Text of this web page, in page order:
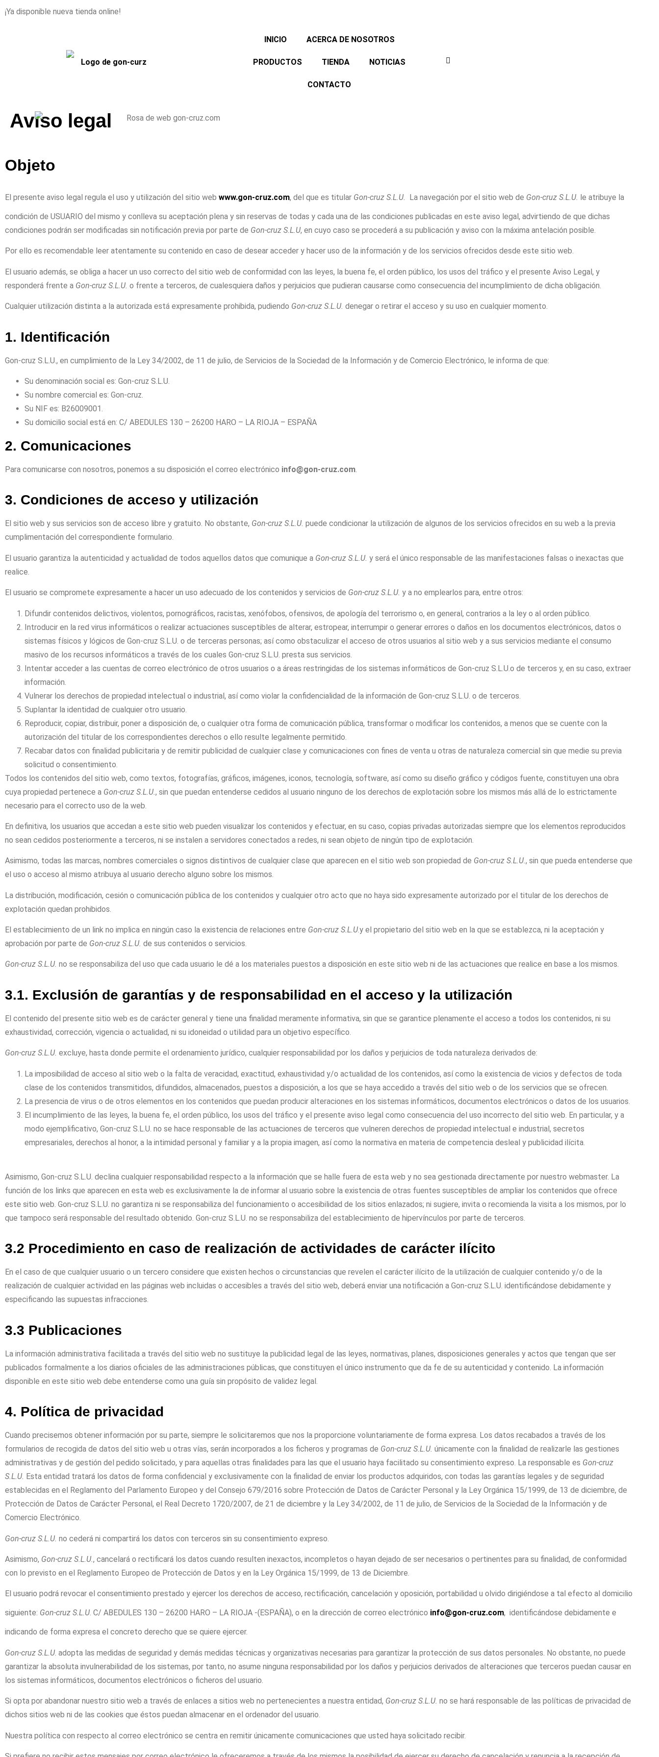
¡Ya disponible nueva tienda online!
INICIO ACERCA DE NOSOTROS
PRODUCTOS TIENDA NOTICIAS
CONTACTO
Aviso legal
Objeto
El presente aviso legal regula el uso y utilización del sitio web www.gon-cruz.com, del que es titular Gon-cruz S.L.U. La navegación por el sitio web de Gon-cruz S.L.U. le atribuye la
condición de USUARIO del mismo y conlleva su aceptación plena y sin reservas de todas y cada una de las condiciones publicadas en este aviso legal, advirtiendo de que dichas
condiciones podrán ser modificadas sin notificación previa por parte de Gon-cruz S.L.U, en cuyo caso se procederá a su publicación y aviso con la máxima antelación posible.
Por ello es recomendable leer atentamente su contenido en caso de desear acceder y hacer uso de la información y de los servicios ofrecidos desde este sitio web.
El usuario además, se obliga a hacer un uso correcto del sitio web de conformidad con las leyes, la buena fe, el orden público, los usos del tráfico y el presente Aviso Legal, y
responderá frente a Gon-cruz S.L.U. o frente a terceros, de cualesquiera daños y perjuicios que pudieran causarse como consecuencia del incumplimiento de dicha obligación.
Cualquier utilización distinta a la autorizada está expresamente prohibida, pudiendo Gon-cruz S.L.U. denegar o retirar el acceso y su uso en cualquier momento.
1. Identificación
Gon-cruz S.L.U , en cumplimiento de la Ley 34/2002, de 11 de julio, de Servicios de la Sociedad de la Información y de Comercio Electrónico, le informa de que:
Su denominación social es: Gon-cruz S.L.U.
Su nombre comercial es: Gon-cruz.
Su NIF es: B26009001.
Su domicilio social está en: C/ ABEDULES 130 – 26200 HARO – LA RIOJA – ESPAÑA
2. Comunicaciones
Para comunicarse con nosotros, ponemos a su disposición el correo electrónico info@gon-cruz.com.
3. Condiciones de acceso y utilización
El sitio web y sus servicios son de acceso libre y gratuito. No obstante, Gon-cruz S.L.U. puede condicionar la utilización de algunos de los servicios ofrecidos en su web a la previa
cumplimentación del correspondiente formulario.
El usuario garantiza la autenticidad y actualidad de todos aquellos datos que comunique a Gon-cruz S.L.U. y será el único responsable de las manifestaciones falsas o inexactas que
realice.
El usuario se compromete expresamente a hacer un uso adecuado de los contenidos y servicios de Gon-cruz S.L.U. y a no emplearlos para, entre otros:
Difundir contenidos delictivos, violentos, pornográficos, racistas, xenófobos, ofensivos, de apología del terrorismo o, en general, contrarios a la ley o al orden público.
Introducir en la red virus informáticos o realizar actuaciones susceptibles de alterar, estropear, interrumpir o generar errores o daños en los documentos electrónicos, datos o
sistemas físicos y lógicos de Gon-cruz S.L.U o de terceras personas; así como obstaculizar el acceso de otros usuarios al sitio web y a sus servicios mediante el consumo
masivo de los recursos informáticos a través de los cuales Gon-cruz S.L.U presta sus servicios.
Intentar acceder a las cuentas de correo electrónico de otros usuarios o a áreas restringidas de los sistemas informáticos de Gon-cruz S.L.U o de terceros y, en su caso, extraer
información.
Vulnerar los derechos de propiedad intelectual o industrial, así como violar la confidencialidad de la información de Gon-cruz S.L.U o de terceros.
Suplantar la identidad de cualquier otro usuario.
Reproducir, copiar, distribuir, poner a disposición de, o cualquier otra forma de comunicación pública, transformar o modificar los contenidos, a menos que se cuente con la
autorización del titular de los correspondientes derechos o ello resulte legalmente permitido.
Recabar datos con finalidad publicitaria y de remitir publicidad de cualquier clase y comunicaciones con fines de venta u otras de naturaleza comercial sin que medie su previa
solicitud o consentimiento.
Todos los contenidos del sitio web, como textos, fotografías, gráficos, imágenes, iconos, tecnología, software, así como su diseño gráfico y códigos fuente, constituyen una obra
cuya propiedad pertenece a Gon-cruz S.L.U. , sin que puedan entenderse cedidos al usuario ninguno de los derechos de explotación sobre los mismos más allá de lo estrictamente
necesario para el correcto uso de la web.
En definitiva, los usuarios que accedan a este sitio web pueden visualizar los contenidos y efectuar, en su caso, copias privadas autorizadas siempre que los elementos reproducidos
no sean cedidos posteriormente a terceros, ni se instalen a servidores conectados a redes, ni sean objeto de ningún tipo de explotación.
Asimismo, todas las marcas, nombres comerciales o signos distintivos de cualquier clase que aparecen en el sitio web son propiedad de Gon-cruz S.L.U., sin que pueda entenderse que
el uso o acceso al mismo atribuya al usuario derecho alguno sobre los mismos.
La distribución, modificación, cesión o comunicación pública de los contenidos y cualquier otro acto que no haya sido expresamente autorizado por el titular de los derechos de
explotación quedan prohibidos.
El establecimiento de un link no implica en ningún caso la existencia de relaciones entre Gon-cruz S.L.U.y el propietario del sitio web en la que se establezca, ni la aceptación y
aprobación por parte de Gon-cruz S.L.U. de sus contenidos o servicios.
Gon-cruz S.L.U. no se responsabiliza del uso que cada usuario le dé a los materiales puestos a disposición en este sitio web ni de las actuaciones que realice en base a los mismos.
3.1. Exclusión de garantías y de responsabilidad en el acceso y la utilización
El contenido del presente sitio web es de carácter general y tiene una finalidad meramente informativa, sin que se garantice plenamente el acceso a todos los contenidos, ni su
exhaustividad, corrección, vigencia o actualidad, ni su idoneidad o utilidad para un objetivo específico.
Gon-cruz S.L.U. excluye, hasta donde permite el ordenamiento jurídico, cualquier responsabilidad por los daños y perjuicios de toda naturaleza derivados de:
La imposibilidad de acceso al sitio web o la falta de veracidad, exactitud, exhaustividad y/o actualidad de los contenidos, así como la existencia de vicios y defectos de toda
clase de los contenidos transmitidos, difundidos, almacenados, puestos a disposición, a los que se haya accedido a través del sitio web o de los servicios que se ofrecen.
La presencia de virus o de otros elementos en los contenidos que puedan producir alteraciones en los sistemas informáticos, documentos electrónicos o datos de los usuarios.
El incumplimiento de las leyes, la buena fe, el orden público, los usos del tráfico y el presente aviso legal como consecuencia del uso incorrecto del sitio web. En particular, y a
modo ejemplificativo, Gon-cruz S.L.U no se hace responsable de las actuaciones de terceros que vulneren derechos de propiedad intelectual e industrial, secretos
empresariales, derechos al honor, a la intimidad personal y familiar y a la propia imagen, así como la normativa en materia de competencia desleal y publicidad ilícita.
Asimismo, Gon-cruz S.L.U. declina cualquier responsabilidad respecto a la información que se halle fuera de esta web y no sea gestionada directamente por nuestro webmaster. La
función de los links que aparecen en esta web es exclusivamente la de informar al usuario sobre la existencia de otras fuentes susceptibles de ampliar los contenidos que ofrece
este sitio web. Gon-cruz S.L.U. no garantiza ni se responsabiliza del funcionamiento o accesibilidad de los sitios enlazados; ni sugiere, invita o recomienda la visita a los mismos, por lo
que tampoco será responsable del resultado obtenido. Gon-cruz S.L.U. no se responsabiliza del establecimiento de hipervínculos por parte de terceros.
3.2 Procedimiento en caso de realización de actividades de carácter ilícito
En el caso de que cualquier usuario o un tercero considere que existen hechos o circunstancias que revelen el carácter ilícito de la utilización de cualquier contenido y/o de la
realización de cualquier actividad en las páginas web incluidas o accesibles a través del sitio web, deberá enviar una notificación a Gon-cruz S.L.U. identificándose debidamente y
especificando las supuestas infracciones.
3.3 Publicaciones
La información administrativa facilitada a través del sitio web no sustituye la publicidad legal de las leyes, normativas, planes, disposiciones generales y actos que tengan que ser
publicados formalmente a los diarios oficiales de las administraciones públicas, que constituyen el único instrumento que da fe de su autenticidad y contenido. La información
disponible en este sitio web debe entenderse como una guía sin propósito de validez legal.
4. Política de privacidad
Cuando precisemos obtener información por su parte, siempre le solicitaremos que nos la proporcione voluntariamente de forma expresa. Los datos recabados a través de los
formularios de recogida de datos del sitio web u otras vías, serán incorporados a los ficheros y programas de Gon-cruz S.L.U. únicamente con la finalidad de realizarle las gestiones
administrativas y de gestión del pedido solicitado, y para aquellas otras finalidades para las que el usuario haya facilitado su consentimiento expreso. La responsable es Gon-cruz
S.L.U. Esta entidad tratará los datos de forma confidencial y exclusivamente con la finalidad de enviar los productos adquiridos, con todas las garantías legales y de seguridad
establecidas en el Reglamento del Parlamento Europeo y del Consejo 679/2016 sobre Protección de Datos de Carácter Personal y la Ley Orgánica 15/1999, de 13 de diciembre, de
Protección de Datos de Carácter Personal, el Real Decreto 1720/2007, de 21 de diciembre y la Ley 34/2002, de 11 de julio, de Servicios de la Sociedad de la Información y de
Comercio Electrónico.
Gon-cruz S.L.U. no cederá ni compartirá los datos con terceros sin su consentimiento expreso.
Asimismo, Gon-cruz S.L.U., cancelará o rectificará los datos cuando resulten inexactos, incompletos o hayan dejado de ser necesarios o pertinentes para su finalidad, de conformidad
con lo previsto en el Reglamento Europeo de Protección de Datos y en la Ley Orgánica 15/1999, de 13 de Diciembre.
El usuario podrá revocar el consentimiento prestado y ejercer los derechos de acceso, rectificación, cancelación y oposición, portabilidad u olvido dirigiéndose a tal efecto al domicilio
siguiente: Gon-cruz S.L.U. C/ ABEDULES 130 – 26200 HARO – LA RIOJA -(ESPAÑA), o en la dirección de correo electrónico info@gon-cruz.com, identificándose debidamente e
indicando de forma expresa el concreto derecho que se quiere ejercer.
Gon-cruz S.L.U . adopta las medidas de seguridad y demás medidas técnicas y organizativas necesarias para garantizar la protección de sus datos personales. No obstante, no puede
garantizar la absoluta invulnerabilidad de los sistemas, por tanto, no asume ninguna responsabilidad por los daños y perjuicios derivados de alteraciones que terceros puedan causar en
los sistemas informáticos, documentos electrónicos o ficheros del usuario.
Si opta por abandonar nuestro sitio web a través de enlaces a sitios web no pertenecientes a nuestra entidad, Gon-cruz S.L.U. no se hará responsable de las políticas de privacidad de
dichos sitios web ni de las cookies que éstos puedan almacenar en el ordenador del usuario.
Nuestra política con respecto al correo electrónico se centra en remitir únicamente comunicaciones que usted haya solicitado recibir.